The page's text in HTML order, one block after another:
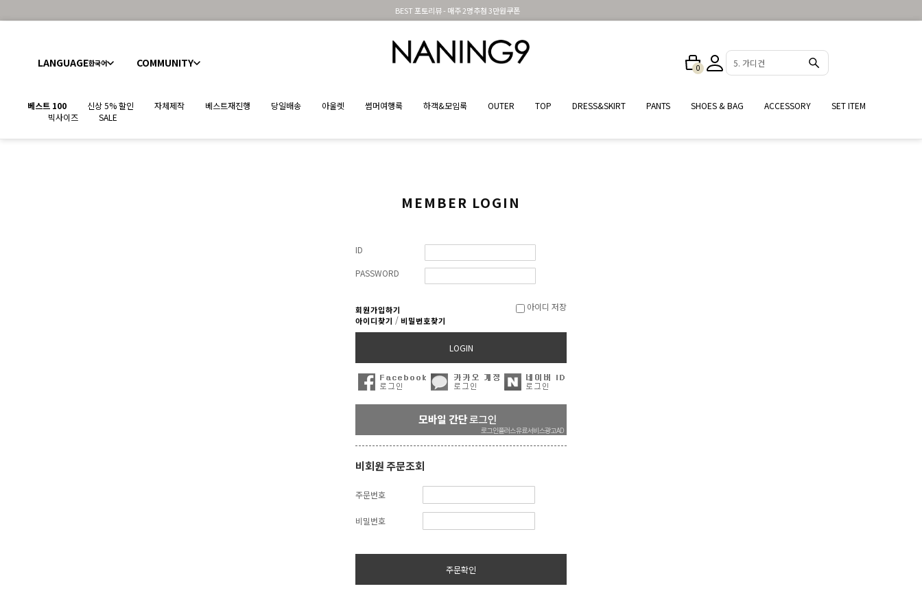
BEST 포토리뷰 - 매주 2명추첨 3만원쿠폰
LANGUAGE한국어 COMMUNITY 0 1. 나시
베스트 100 신상 5% 할인 자체제작 베스트재진행 당일배송 아울렛 썸머여행룩 하객&모임룩 OUTER TOP DRESS&SKIRT PANTS SHOES & BAG ACCESSORY
SET ITEM
빅사이즈
SALE
MEMBER LOGIN
ID
PASSWORD
회원가입하기
아이디찾기 / 비밀번호찾기
아이디 저장
LOGIN
비회원 주문조회
주문번호
비밀번호
주문확인